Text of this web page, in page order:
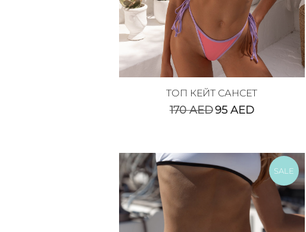
ТОП КЕЙТ САНСЕТ
170AED95 AED
SALE